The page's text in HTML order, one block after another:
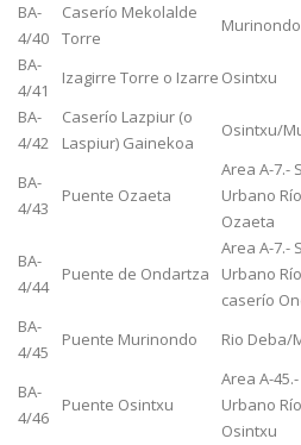
BA-
4/40
Caserío Mekolalde
Torre
Murinondo
BA-
4/41
Izagirre Torre o Izarre Osintxu
BA-
4/42
Caserío Lazpiur (o
Laspiur) Gainekoa
Osintxu/
BA-
4/43
Puente Ozaeta
Area A-7.-
Urbano
Ozaeta
BA-
4/44
Puente de Ondartza
Area A-7.-
Urbano
caserío
BA-
4/45
Puente Murinondo Rio Deba/
BA-
4/46
Puente Osintxu
Area A-
Urbano
Osintxu